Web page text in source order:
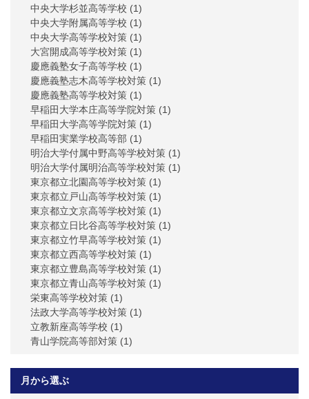
中央大学杉並高等学校 (1)
中央大学附属高等学校 (1)
中央大学高等学校対策 (1)
大宮開成高等学校対策 (1)
慶應義塾女子高等学校 (1)
慶應義塾志木高等学校対策 (1)
慶應義塾高等学校対策 (1)
早稲田大学本庄高等学院対策 (1)
早稲田大学高等学院対策 (1)
早稲田実業学校高等部 (1)
明治大学付属中野高等学校対策 (1)
明治大学付属明治高等学校対策 (1)
東京都立北園高等学校対策 (1)
東京都立戸山高等学校対策 (1)
東京都立文京高等学校対策 (1)
東京都立日比谷高等学校対策 (1)
東京都立竹早高等学校対策 (1)
東京都立西高等学校対策 (1)
東京都立豊島高等学校対策 (1)
東京都立青山高等学校対策 (1)
栄東高等学校対策 (1)
法政大学高等学校対策 (1)
立教新座高等学校 (1)
青山学院高等部対策 (1)
月から選ぶ